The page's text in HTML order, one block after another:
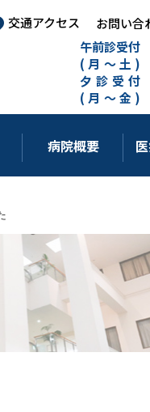
交通アクセス お問い合
午前診受付
(月～土)
夕診受付
(月～金)
病院概要